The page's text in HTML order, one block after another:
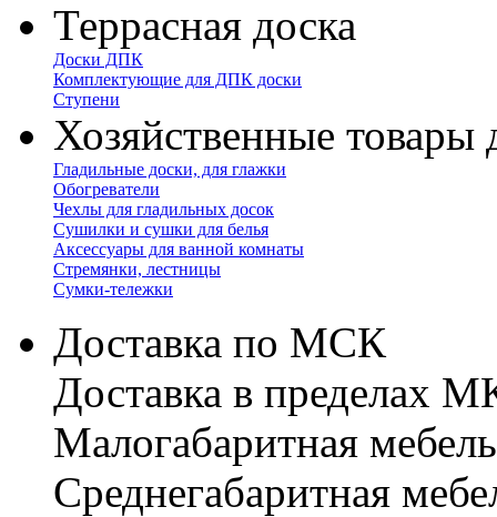
Террасная доска
Доски ДПК
Комплектующие для ДПК доски
Ступени
Хозяйственные товары
Гладильные доски, для глажки
Обогреватели
Чехлы для гладильных досок
Сушилки и сушки для белья
Аксессуары для ванной комнаты
Стремянки, лестницы
Сумки-тележки
Доставка по МСК
Доставка в пределах
Малогабаритная
Cреднегабаритная